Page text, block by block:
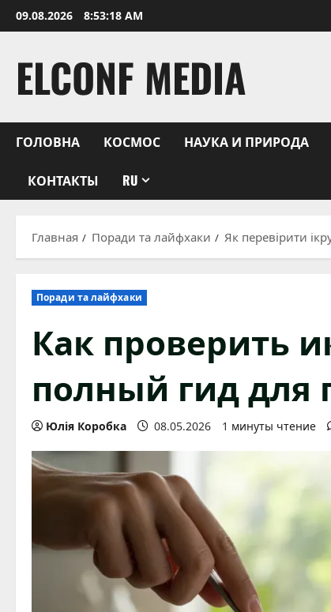
Перейти
к
09.08.2026 8:53:19 AM
ELCONF MEDIA
ГОЛОВНА КОСМОС НАУКА И ПРИРОДА
КОНТАКТЫ RU
Главная Поради та лайфхаки Як перевірити
Поради та лайфхаки
Как проверить
полный гид для
Юлія Коробка 08.05.2026 1 минуты чтение